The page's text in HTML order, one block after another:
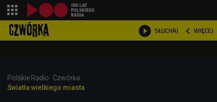
 SŁUCHAJ  WIĘCEJ

Polskie Radio
Czwórka
Światła wielkiego miasta